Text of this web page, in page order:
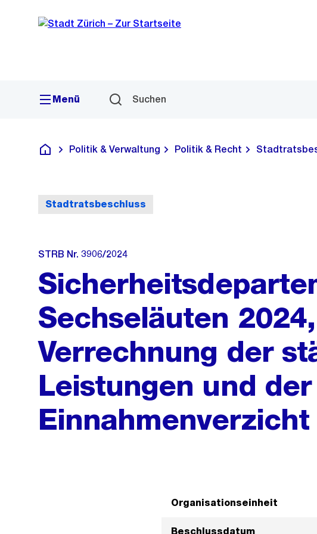
Navigation
Sprunglink
Menü Suchen
Deutsch
Politik & Verwaltung Politik & Recht
Stadtratsbeschluss
STRB Nr. 3906/2024
Sechseläuten
Verrechnung der
Leistungen und
Einnahmenverzicht
Organisationseinheit
Beschlussdatum